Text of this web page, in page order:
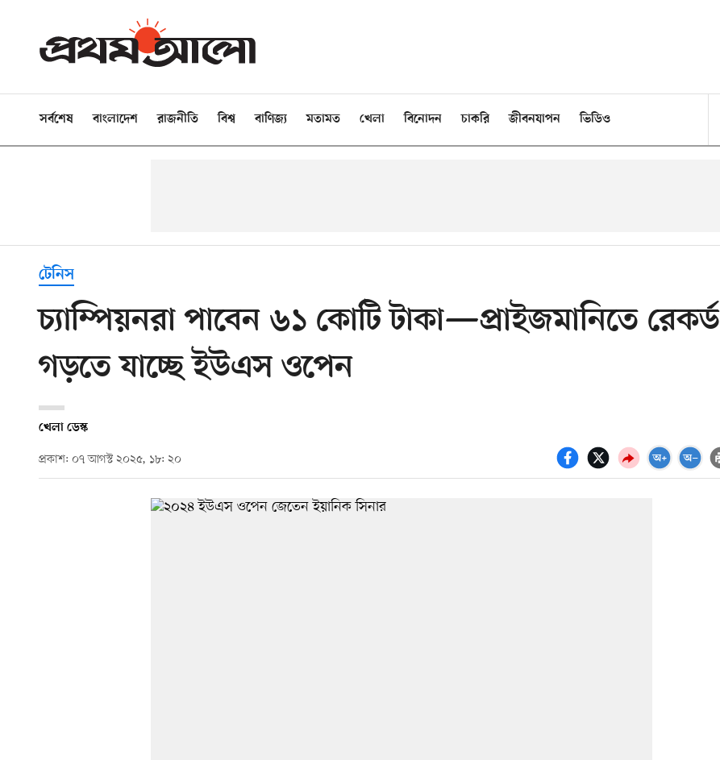
সর্বশেষ বাংলাদেশ রাজনীতি বিশ্ব বাণিজ্য মতামত খেলা বিনোদন চাকরি জীবনযাপন ভিডিও
টেনিস
চ্যাম্পিয়নরা পাবেন ৬১ কোটি টাকা—প্রাইজমানিতে রেকর্ড
গড়তে যাচ্ছে ইউএস ওপেন
খেলা ডেস্ক
প্রকাশ: ০৭ আগস্ট ২০২৫, ১৮: ২০